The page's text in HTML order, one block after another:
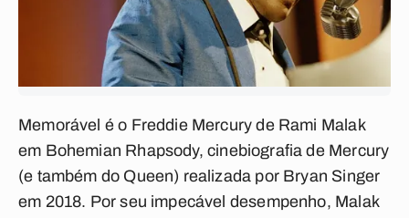
Memorável é o Freddie Mercury de Rami Malak
em Bohemian Rhapsody, cinebiografia de Mercury
(e também do Queen) realizada por Bryan Singer
em 2018. Por seu impecável desempenho, Malak